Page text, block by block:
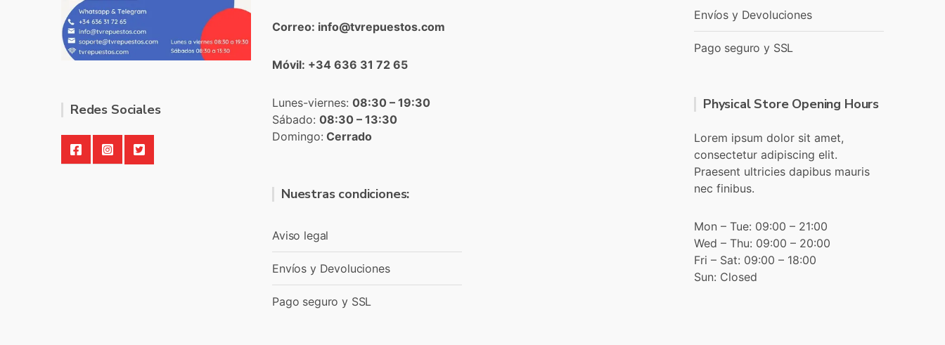
Redes Sociales
Correo: info@tvrepuestos.com
Móvil: +34 636 31 72 65
Lunes-viernes: 08:30 – 19:30
Sábado: 08:30 – 13:30
Domingo: Cerrado
Nuestras condiciones:
Aviso legal
Envíos y Devoluciones
Pago seguro y SSL
Envíos y Devoluciones
Pago seguro y SSL
Physical Store Opening Hours
Lorem ipsum dolor sit amet,
consectetur adipiscing elit.
Praesent ultricies dapibus mauris
nec finibus.
Mon – Tue: 09:00 – 21:00
Wed – Thu: 09:00 – 20:00
Fri – Sat: 09:00 – 18:00
Sun: Closed